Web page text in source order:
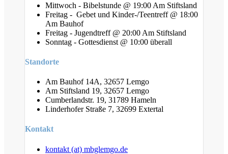
Mittwoch - Bibelstunde @ 19:00 Am Stiftsland
Freitag - Gebet und Kinder-/Teentreff @ 18:00
Am Bauhof
Freitag - Jugendtreff @ 20:00 Am Stiftsland
Sonntag - Gottesdienst @ 10:00 überall
Standorte
Am Bauhof 14A, 32657 Lemgo
Am Stiftsland 19, 32657 Lemgo
Cumberlandstr. 19, 31789 Hameln
Linderhofer Straße 7, 32699 Extertal
Kontakt
kontakt (at) mbglemgo.de